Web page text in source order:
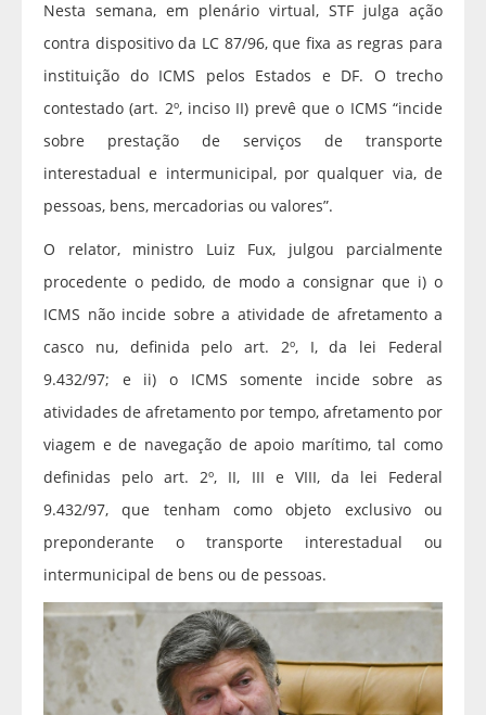
Nesta semana, em plenário virtual, STF julga ação
contra dispositivo da LC 87/96, que fixa as regras para
instituição do ICMS pelos Estados e DF. O trecho
contestado (art. 2º, inciso II) prevê que o ICMS “incide
sobre prestação de serviços de transporte
interestadual e intermunicipal, por qualquer via, de
pessoas, bens, mercadorias ou valores”.
O relator, ministro Luiz Fux, julgou parcialmente
procedente o pedido, de modo a consignar que i) o
ICMS não incide sobre a atividade de afretamento a
casco nu, definida pelo art. 2º, I, da lei Federal
9.432/97; e ii) o ICMS somente incide sobre as
atividades de afretamento por tempo, afretamento por
viagem e de navegação de apoio marítimo, tal como
definidas pelo art. 2º, II, III e VIII, da lei Federal
9.432/97, que tenham como objeto exclusivo ou
preponderante o transporte interestadual ou
intermunicipal de bens ou de pessoas.